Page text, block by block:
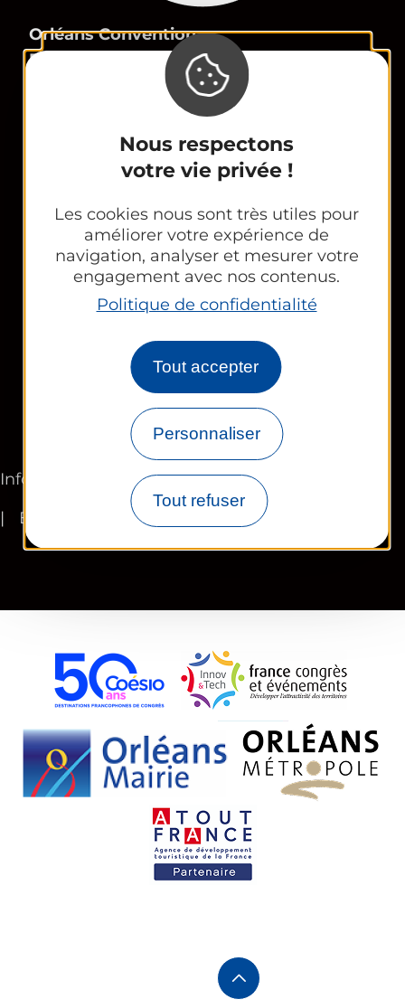
Nous respectons
votre vie privée !
Les cookies nous sont très utiles pour
améliorer votre expérience de
navigation, analyser et mesurer votre
engagement avec nos contenus.
Politique de confidentialité
Tout accepter
Personnaliser
Tout refuser
Orléans Convention,
Bureau des Congrès d’Orléans Métropole
23 Place du Martroi
congres@tourisme-orleans.com
Espace Partenaires
Office Tourisme
Newsletter
Informations légales Plan du site
EN